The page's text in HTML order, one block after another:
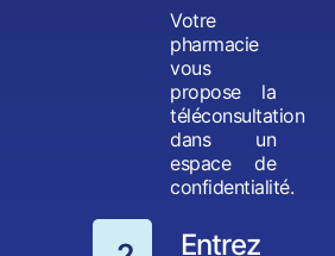
Votre
pharmacie
vous
propose la
téléconsultation
dans un
espace de
confidentialité.
Entrez